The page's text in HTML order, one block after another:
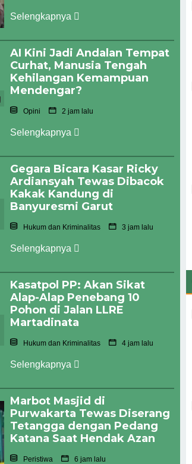
Selengkapnya
AI Kini Jadi Andalan Tempat
Curhat, Manusia Tengah
Kehilangan Kemampuan
Mendengar?
Opini 2 jam lalu
Selengkapnya
Gegara Bicara Kasar Ricky
Ardiansyah Tewas Dibacok
Kakak Kandung di
Banyuresmi Garut
Hukum dan Kriminalitas 3 jam lalu
Selengkapnya
Kasatpol PP: Akan Sikat
Alap-Alap Penebang 10
Pohon di Jalan LLRE
Martadinata
Hukum dan Kriminalitas 4 jam lalu
Selengkapnya
Marbot Masjid di
Purwakarta Tewas Diserang
Tetangga dengan Pedang
Katana Saat Hendak Azan
Peristiwa 6 jam lalu